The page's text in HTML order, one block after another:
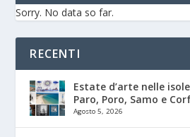
Sorry. No data so far.
RECENTI
Estate d’arte nelle
Paro, Poro, Samo e
Agosto 5, 2026